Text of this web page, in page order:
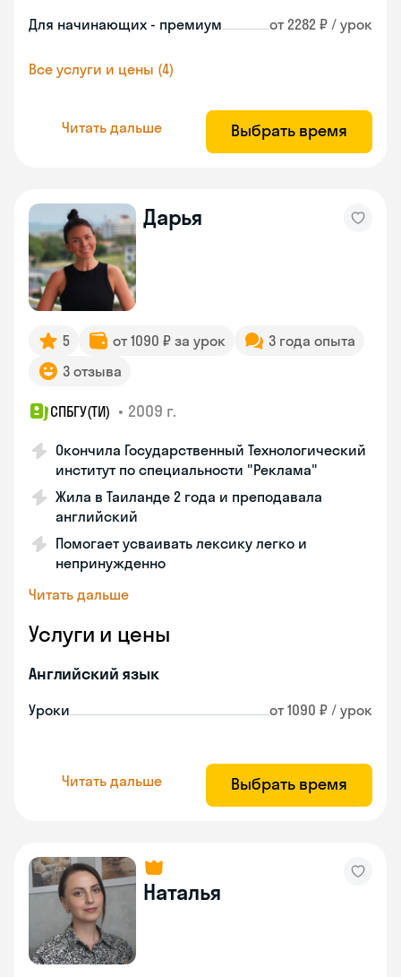
Для начинающих - премиум от 2282 ₽ / урок
Все услуги и цены (4)
Читать дальше Выбрать время
Дарья
5 от 1090 ₽ за урок
3 года опыта
3 отзыва
СПБГУ(ТИ) • 2009 г.
Окончила Государственный Технологический
институт по специальности "Реклама"
Жила в Таиланде 2 года и преподавала
английский
Помогает усваивать лексику легко и
непринужденно
Читать дальше
Услуги и цены
Английский язык
Уроки от 1090 ₽ / урок
Читать дальше Выбрать время
Наталья